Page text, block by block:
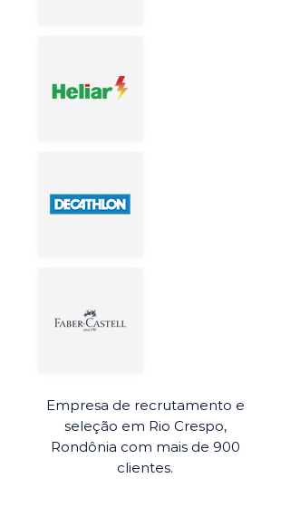
Empresa de recrutamento e
seleção em Rio Crespo,
Rondônia com mais de 900
clientes.